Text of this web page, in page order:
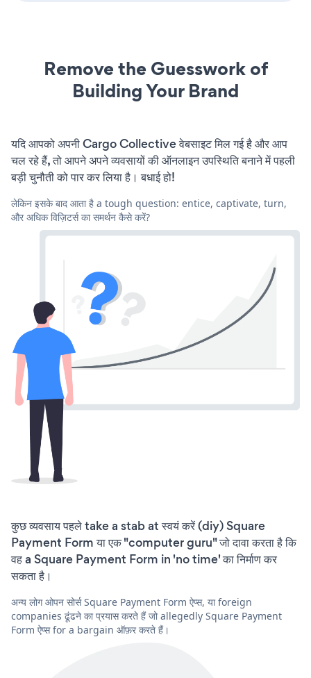
Remove the Guesswork of
Building Your Brand
यदि आपको अपनी Cargo Collective वेबसाइट मिल गई है और आप
चल रहे हैं, तो आपने अपने व्यवसायों की ऑनलाइन उपस्थिति बनाने में पहली
बड़ी चुनौती को पार कर लिया है। बधाई हो!
लेकिन इसके बाद आता है a tough question: entice, captivate, turn,
और अधिक विज़िटर्स का समर्थन कैसे करें?
कुछ व्यवसाय पहले take a stab at स्वयं करें (diy) Square
Payment Form या एक "computer guru" जो दावा करता है कि
वह a Square Payment Form in 'no time' का निर्माण कर
सकता है।
अन्य लोग ओपन सोर्स Square Payment Form ऐप्स, या foreign
companies ढूंढने का प्रयास करते हैं जो allegedly Square Payment
Form ऐप्स for a bargain ऑफ़र करते हैं।